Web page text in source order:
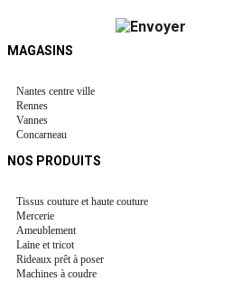
MAGASINS
Nantes centre ville
Rennes
Vannes
Concarneau
NOS PRODUITS
Tissus couture et haute couture
Mercerie
Ameublement
Laine et tricot
Rideaux prêt à poser
Machines à coudre